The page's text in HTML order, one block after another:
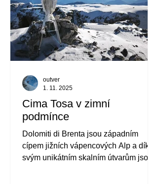
Cima Tosa v zimní
podmínce
Dolomiti di Brenta jsou západním
cípem jižních vápencových Alp a díky
svým unikátním skalním útvarům jsou
outver
1. 11. 2025